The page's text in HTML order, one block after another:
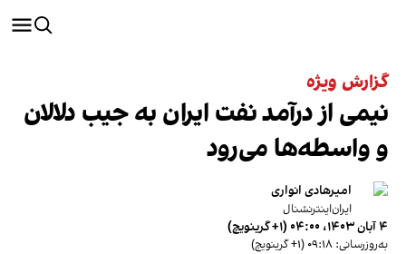
گزارش ویژه
نیمی از درآمد نفت ایران به جیب دلالان
و واسطه‌ها می‌رود
امیرهادی انواری
ایران‌اینترنشنال
۴ آبان ۱۴۰۳، ۰۴:۰۰ (‎+۱ گرینویچ)
به‌روزرسانی: ۰۹:۱۸ (‎+۱ گرینویچ)